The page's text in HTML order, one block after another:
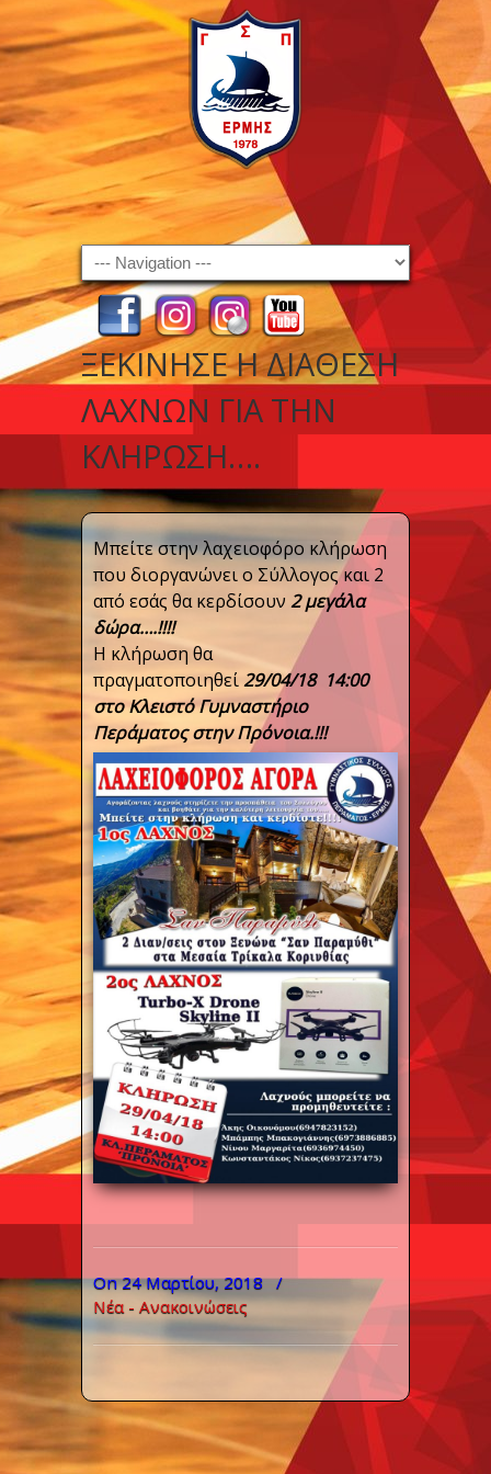
Navigation
ΞΕΚΊΝΗΣΕ Η ΔΙΆΘΕΣΗ
ΛΑΧΝΏΝ ΓΙΑ ΤΗΝ
ΚΛΉΡΩΣΗ….
Μπείτε στην λαχειοφόρο κλήρωση
που διοργανώνει ο Σύλλογος και 2
από εσάς θα κερδίσουν 2 μεγάλα
δώρα….!!!!
Η κλήρωση θα
πραγματοποιηθεί29/04/18 14:00
στο Κλειστό Γυμναστήριο
Περάματος στην Πρόνοια.!!!
On 24 Μαρτίου, 2018 /
Νέα - Ανακοινώσεις